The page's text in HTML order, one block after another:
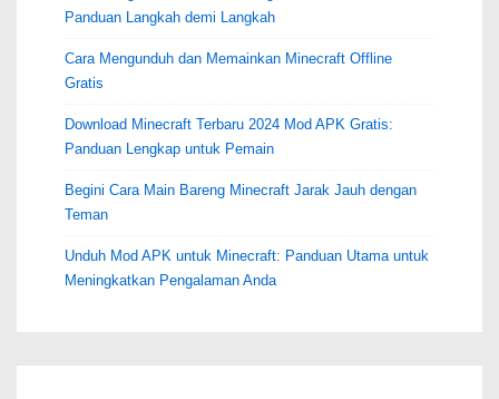
Panduan Langkah demi Langkah
Cara Mengunduh dan Memainkan Minecraft Offline
Gratis
Download Minecraft Terbaru 2024 Mod APK Gratis:
Panduan Lengkap untuk Pemain
Begini Cara Main Bareng Minecraft Jarak Jauh dengan
Teman
Unduh Mod APK untuk Minecraft: Panduan Utama untuk
Meningkatkan Pengalaman Anda